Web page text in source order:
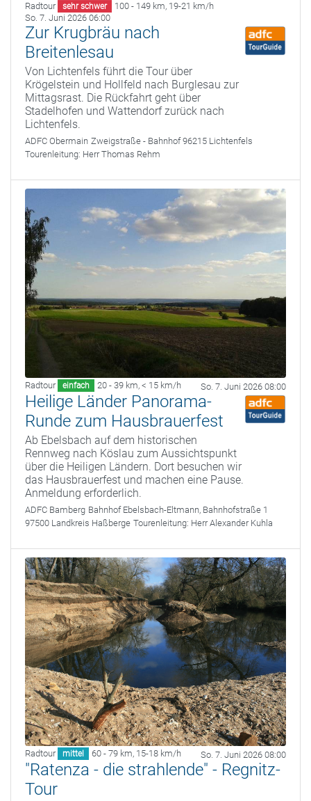
Radtour sehr schwer 100 - 149 km, 19-21 km/h
So. 7. Juni 2026 06:00
Zur Krugbräu nach
Breitenlesau
Von Lichtenfels führt die Tour über
Krögelstein und Hollfeld nach Burglesau zur
Mittagsrast. Die Rückfahrt geht über
Stadelhofen und Wattendorf zurück nach
Lichtenfels.
ADFC Obermain Zweigstraße - Bahnhof 96215 Lichtenfels
Tourenleitung: Herr Thomas Rehm
Radtour einfach 20 - 39 km, < 15 km/h So. 7. Juni 2026 08:00
Heilige Länder Panorama-
Runde zum Hausbrauerfest
Ab Ebelsbach auf dem historischen
Rennweg nach Köslau zum Aussichtspunkt
über die Heiligen Ländern. Dort besuchen wir
das Hausbrauerfest und machen eine Pause.
Anmeldung erforderlich.
ADFC Bamberg Bahnhof Ebelsbach-Eltmann, Bahnhofstraße 1
97500 Landkreis Haßberge Tourenleitung: Herr Alexander Kuhla
Radtour mittel 60 - 79 km, 15-18 km/h So. 7. Juni 2026 08:00
"Ratenza - die strahlende" - Regnitz-
Tour